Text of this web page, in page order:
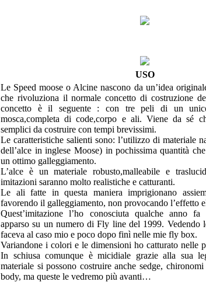
USO
Le Speed moose o Alcine nascono da un’idea
che rivoluziona il normale concetto di costruzione
concetto è il seguente : con tre peli di un
mosca,completa di code,corpo e ali. Viene da sé
semplici da costruire con tempi brevissimi.
Le caratteristiche salienti sono: l’utilizzo di materiale
dell’alce in inglese Moose) in pochissima quantità
un ottimo galleggiamento.
L’alce è un materiale robusto,malleabile e
imitazioni saranno molto realistiche e catturanti.
Le ali fatte in questa maniera imprigionano
favorendo il galleggiamento, non provocando l’effetto
Quest’imitazione l’ho conosciuta qualche anno
apparso su un numero di Fly line del 1999. Vedendo
faceva al caso mio e poco dopo finì nelle mie fly box.
Variandone i colori e le dimensioni ho catturato nelle
In schiusa comunque è micidiale grazie alla sua
materiale si possono costruire anche sedge,
body, ma queste le vedremo più avanti…